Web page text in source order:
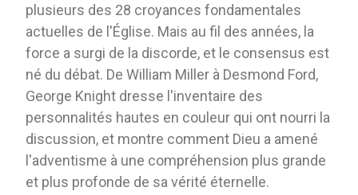
plusieurs des 28 croyances fondamentales
actuelles de l'Église. Mais au fil des années, la
force a surgi de la discorde, et le consensus est
né du débat. De William Miller à Desmond Ford,
George Knight dresse l'inventaire des
personnalités hautes en couleur qui ont nourri la
discussion, et montre comment Dieu a amené
l'adventisme à une compréhension plus grande
et plus profonde de sa vérité éternelle.